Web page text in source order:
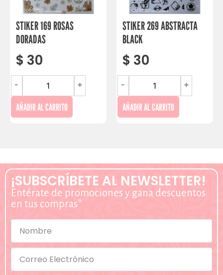
STIKER 169 ROSAS
DORADAS
$ 30
- +
AÑADIR AL CARRITO
STIKER 269 ABSTRACTA
BLACK
$ 30
- +
AÑADIR AL CARRITO
¡SUBSCRÍBETE AL NEWSLETTER!
Entérate de promociones y gana descuentos
en tus compras*